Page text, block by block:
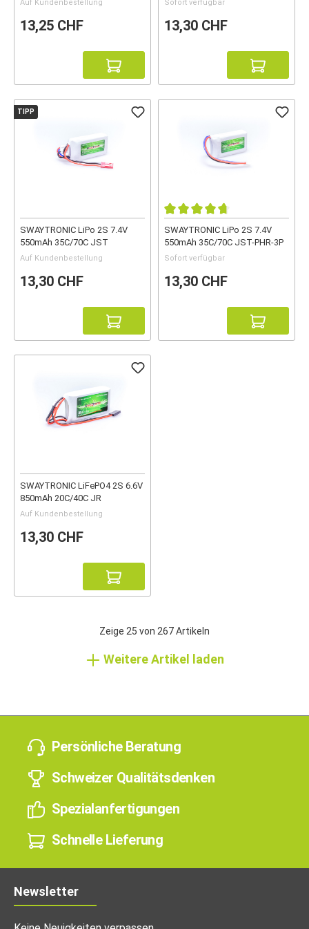
Auf Kundenbestellung
13,25 CHF
Sofort verfügbar
13,30 CHF
TIPP
SWAYTRONIC LiPo 2S 7.4V
550mAh 35C/70C JST
Auf Kundenbestellung
13,30 CHF
SWAYTRONIC LiPo 2S 7.4V
550mAh 35C/70C JST-PHR-3P
Sofort verfügbar
13,30 CHF
SWAYTRONIC LiFePO4 2S 6.6V
850mAh 20C/40C JR
Auf Kundenbestellung
13,30 CHF
Zeige 25 von 267Artikeln
Weitere Artikel laden
Persönliche Beratung
Schweizer Qualitätsdenken
Spezialanfertigungen
Schnelle Lieferung
Newsletter